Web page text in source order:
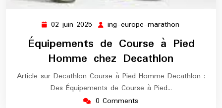
02 juin 2025 02
2025
ing-europe-marathon
europe-
marathon
Équipements de Course à Pied
Homme chez Decathlon
Article sur Decathlon Course à Pied Homme Decathlon :
Des Équipements de Course à Pied…
0 Comments